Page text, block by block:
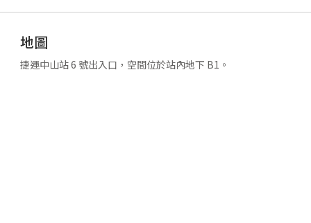
地圖
捷運中山站 6 號出入口，空間位於站內地下 B1。